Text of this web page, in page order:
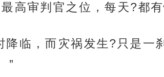
高审判官之位，每天?
降临，而灾祸发生?只是一
”